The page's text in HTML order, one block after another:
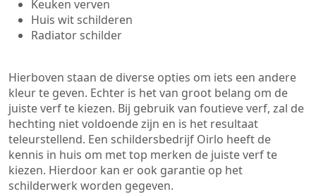
Keuken verven
Huis wit schilderen
Radiator schilder
Hierboven staan de diverse opties om iets een andere
kleur te geven. Echter is het van groot belang om de
juiste verf te kiezen. Bij gebruik van foutieve verf, zal de
hechting niet voldoende zijn en is het resultaat
teleurstellend. Een schildersbedrijf Oirlo heeft de
kennis in huis om met top merken de juiste verf te
kiezen. Hierdoor kan er ook garantie op het
schilderwerk worden gegeven.